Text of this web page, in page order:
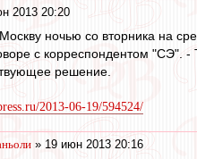
2013 20:20
ночью со вторника на
с корреспондентом "СЭ".
решение.
2013-06-19/594524/
» 19 июн 2013 20:16